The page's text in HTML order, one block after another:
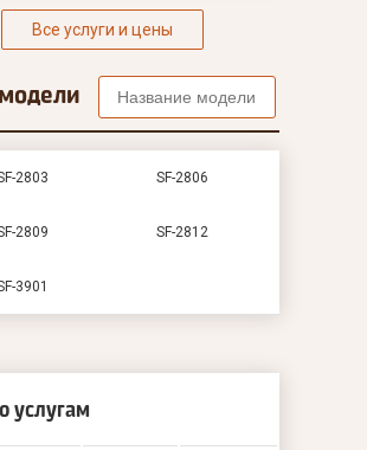
Все услуги и цены
2803 SF-2806
2809 SF-2812
3901
услугам